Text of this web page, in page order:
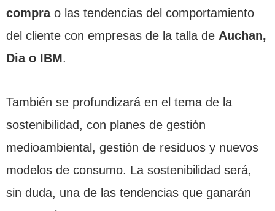
comprao las tendencias del comportamiento
del cliente con empresas de la talla de Auchan,
Dia o IBM.
También se profundizará en el tema de la
sostenibilidad, con planes de gestión
medioambiental, gestión de residuos y nuevos
modelos de consumo. La sostenibilidad será,
sin duda, una de las tendencias que ganarán